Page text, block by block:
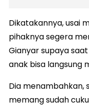
Dikatakannya, usai
pihaknya segera
Gianyar supaya
anak bisa langsung
Dia menambahkan,
memang sudah